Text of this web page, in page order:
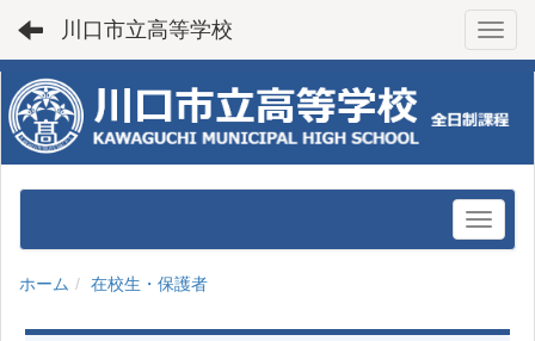
川口市立高等学校
ホーム 在校生・保護者